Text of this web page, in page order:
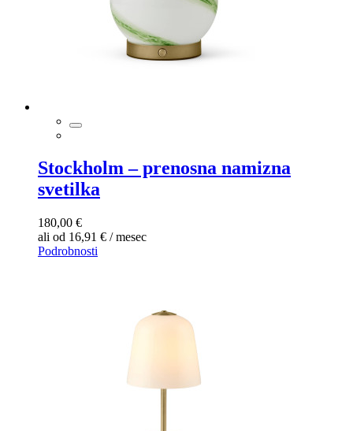
Stockholm – prenosna namizna
svetilka
180,00 €
ali od 16,91 € / mesec
Podrobnosti